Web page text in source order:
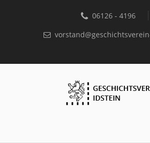
06126 - 4196